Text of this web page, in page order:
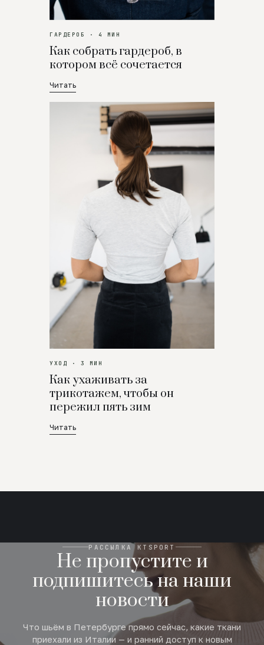
ГАРДЕРОБ · 4 МИН
Как собрать гардероб, в
котором всё сочетается
Читать
УХОД · 3 МИН
Как ухаживать за
трикотажем, чтобы он
пережил пять зим
Читать
РАССЫЛКА KTSPORT
Не пропустите и
подпишитесь на наши
новости
Что шьём в Петербурге прямо сейчас, какие ткани
приехали из Италии — и ранний доступ к новым